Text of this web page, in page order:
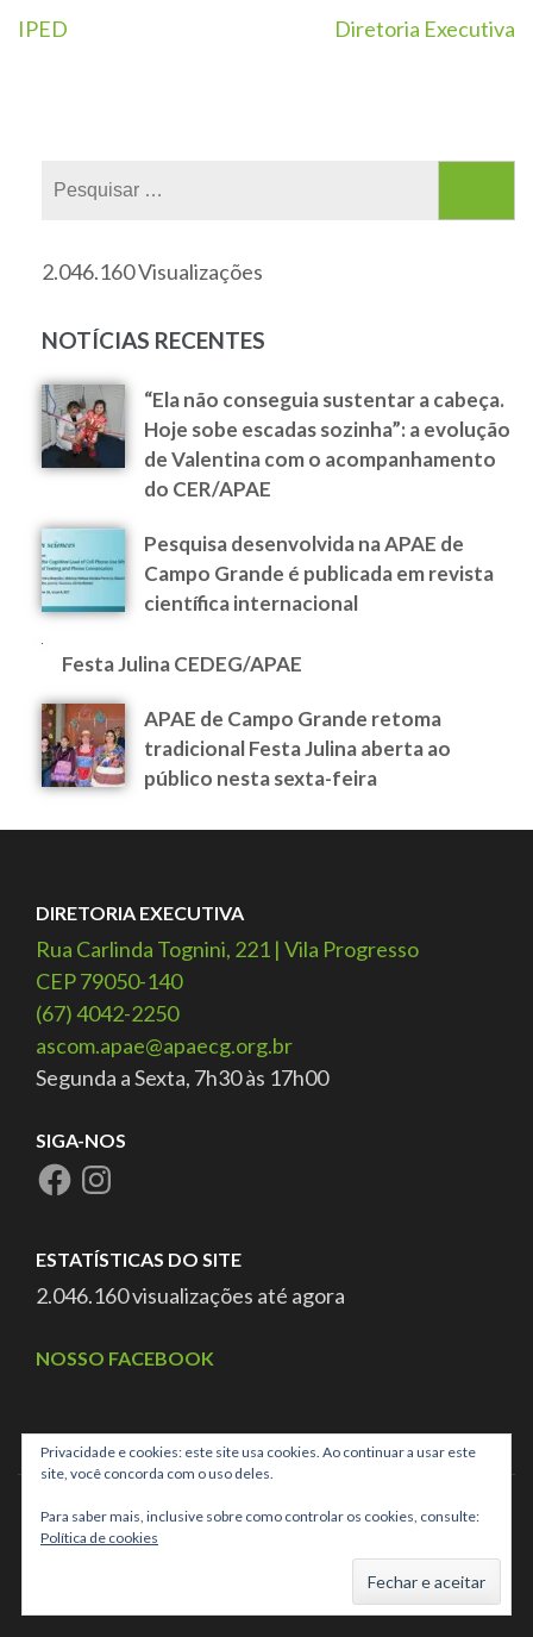
IPED Diretoria Executiva
2.046.160 Visualizações
NOTÍCIAS RECENTES
“Ela não conseguia sustentar a cabeça.
Hoje sobe escadas sozinha”: a evolução
de Valentina com o acompanhamento
do CER/APAE
Pesquisa desenvolvida na APAE de
Campo Grande é publicada em revista
científica internacional
Festa Julina CEDEG/APAE
APAE de Campo Grande retoma
tradicional Festa Julina aberta ao
público nesta sexta-feira
DIRETORIA EXECUTIVA
Rua Carlinda Tognini, 221 | Vila Progresso
CEP 79050-140
(67) 4042-2250
ascom.apae@apaecg.org.br
Segunda a Sexta, 7h30 às 17h00
SIGA-NOS
ESTATÍSTICAS DO SITE
2.046.160 visualizações até agora
NOSSO FACEBOOK
APAE de Campo Grande.School Zone |
. Powered byWordPress.
Privacidade e cookies: este site usa cookies. Ao continuar a usar este
site, você concorda com o uso deles.
Para saber mais, inclusive sobre como controlar os cookies, consulte:
Política de cookies